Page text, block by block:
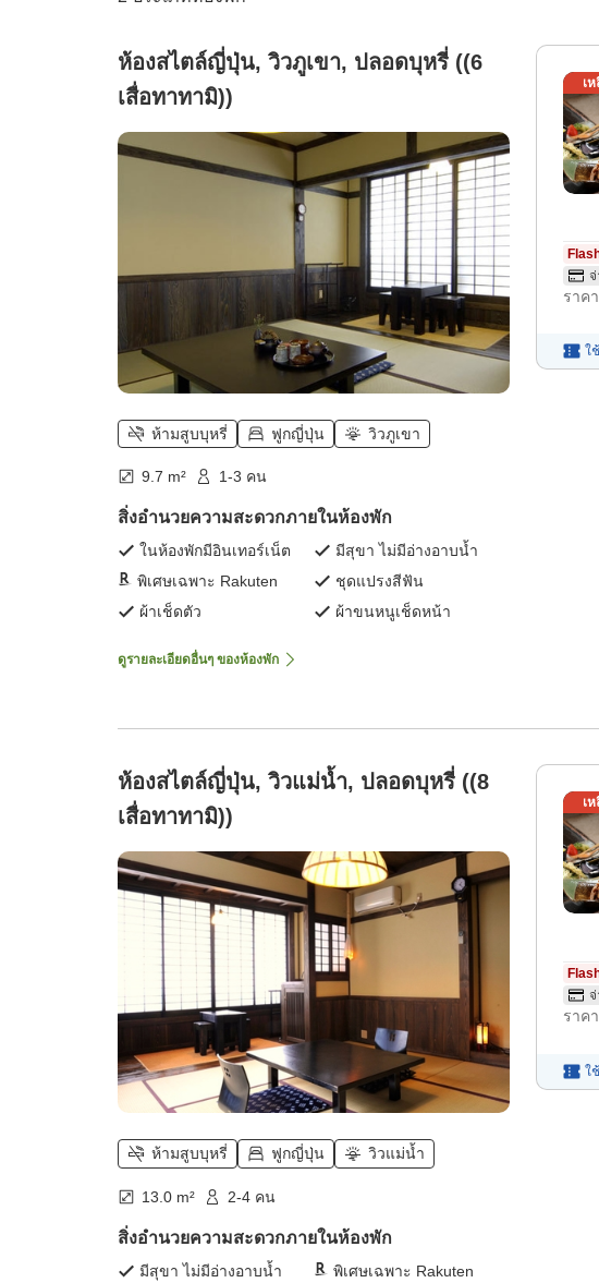
ห้องสไตล์ญี่ปุ่น, วิวภูเขา, ปลอดบุหรี่ ((6
เสื่อทาทามิ))
ห้ามสูบบุหรี่ ฟูกญี่ปุ่น วิวภูเขา
9.7 m² 1-3 คน
สิ่งอำนวยความสะดวกภายในห้องพัก
ในห้องพักมีอินเทอร์เน็ต
มีสุขา ไม่มีอ่างอาบน้ำ
พิเศษเฉพาะ Rakuten
ชุดแปรงสีฟัน
ผ้าเช็ดตัว
ผ้าขนหนูเช็ดหน้า
ดูรายละเอียดอื่นๆ ของห้องพัก
เ
ราค
ใ
ห้องสไตล์ญี่ปุ่น, วิวแม่น้ำ, ปลอดบุหรี่ ((8
เสื่อทาทามิ))
ห้ามสูบบุหรี่ ฟูกญี่ปุ่น วิวแม่น้ำ
13.0 m² 2-4 คน
สิ่งอำนวยความสะดวกภายในห้องพัก
มีสุขา ไม่มีอ่างอาบน้ำ พิเศษเฉพาะ Rakuten
เ
ราค
ใ